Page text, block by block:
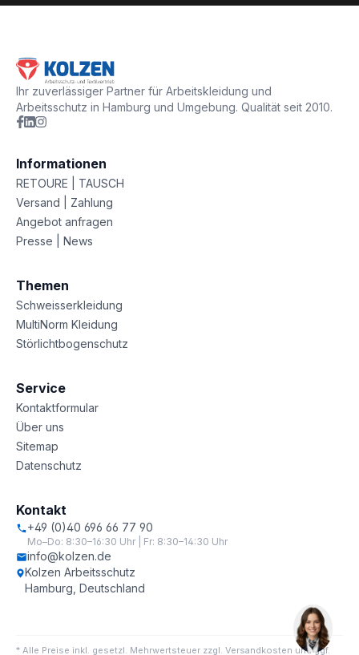
Ihr zuverlässiger Partner für Arbeitskleidung und
Arbeitsschutz in Hamburg und Umgebung. Qualität seit 2010.
Informationen
RETOURE | TAUSCH
Versand | Zahlung
Angebot anfragen
Presse | News
Themen
Schweisserkleidung
MultiNorm Kleidung
Störlichtbogenschutz
Service
Kontaktformular
Über uns
Sitemap
Datenschutz
Kontakt
+49 (0)40 696 66 77 90
Mo–Do: 8:30–16:30 Uhr | Fr: 8:30–14:30 Uhr
info@kolzen.de
Kolzen Arbeitsschutz
Hamburg, Deutschland
* Alle Preise inkl. gesetzl. Mehrwertsteuer zzgl. Versandkosten und ggf.